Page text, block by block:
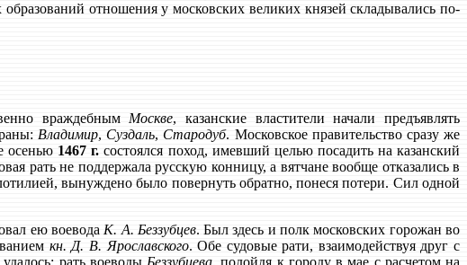
отношения у московских великих князей складывались по-
враждебным Москве, казанские властители начали предъявлять
Владимир,Суздаль,Стародуб. Московское правительство сразу же
осенью 1467 г. состоялся поход, имевший целью посадить на казанский
рать не поддержала русскую конницу, а вятчане вообще отказались в
вынуждено было повернуть обратно, понеся потери. Сил одной
ею воевода К. А. Беззубцев. Был здесь и полк московских горожан во
кн. Д. В. Ярославского. Обе судовые рати, взаимодействуя друг с
рать воеводы Беззубцева, подойдя к городу в мае с расчетом на